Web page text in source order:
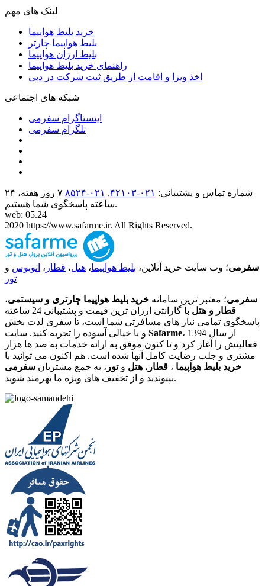
لینک های مهم
خرید بلیط هواپیما
بلیط هواپیما چارتر
بلیط ارزان هواپیما
راهنمای خرید بلیط هواپیما
اخذ ویزا و اقامت از طریق ثبت شرکت در دبی
شبکه های اجتماعی
اینستاگرام سفرمی
تلگرام سفرمی
شماره تماس و پشتیبانی: ۰۲۱-۴٢١٠٣ , ۰۲۱-۸۵۲۴
۷ روز هفته، ۲۴
ساعته پاسخگوی شما هستیم.
web: 05.24
2020 https://www.safarme.ir. All Rights Reserved.
سفرمی؛ وب سایت خرید آنلاین، بلیط هواپیما، هتل، قطار ، اتوبوس و
تور
سفرمی؛ معتبر ترین سامانه خرید بلیط هواپیما چارتری و سیستمی،
قطار و هتل
با گارانتی ارزان ترین قیمت و پشتیبانی 24 ساعته
پاسخگوی تمامی نیاز های مسافرتی شما است، تا سفری لذت بخش
Safarme، از سال 1394
فعالیتش را آغاز کرد و تا کنون موفق به ارائه خدمات به صد ها هزار
مشتری و جلب رضایت کامل آنها شده است. هم اکنون می توانید با
خرید بلیط هواپیما ، قطار ، هتل وتور ، به جمع مشتریان سفرمی
بپیوندید و از تخفیف های ویژه ما بهرمند شوید.